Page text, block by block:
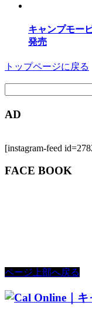
キャンプモー
発売
トップページに戻る
AD
[instagram-feed
FACE BOOK
ページ上部へ戻る